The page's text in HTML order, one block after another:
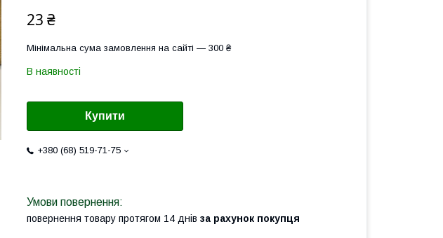
23 ₴
Мінімальна сума замовлення на сайті — 300 ₴
В наявності
Купити
+380 (68) 519-71-75
повернення товару протягом 14 днів за рахунок покупця